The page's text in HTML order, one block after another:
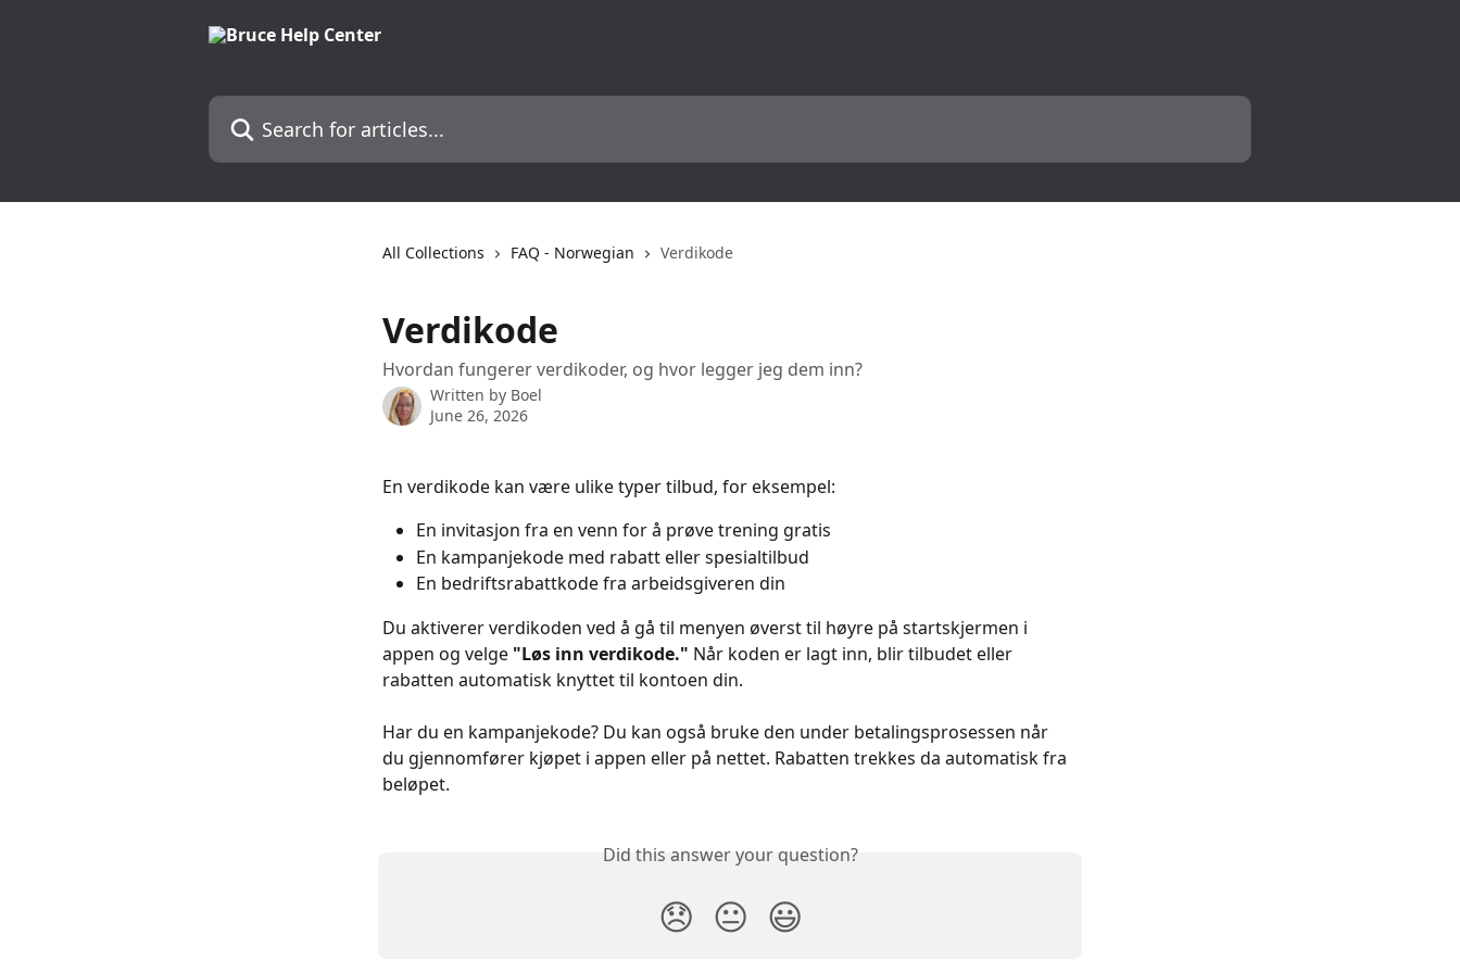
Search for articles...
All Collections FAQ - Norwegian Verdikode
Verdikode
Hvordan fungerer verdikoder, og hvor legger jeg dem inn?
Written by Boel
June 26, 2026
En verdikode kan være ulike typer tilbud, for eksempel:
En invitasjon fra en venn for å prøve trening gratis
En kampanjekode med rabatt eller spesialtilbud
En bedriftsrabattkode fra arbeidsgiveren din
Du aktiverer verdikoden ved å gå til menyen øverst til høyre på startskjermen i
appen og velge "Løs inn verdikode." Når koden er lagt inn, blir tilbudet eller
rabatten automatisk knyttet til kontoen din.
Har du en kampanjekode? Du kan også bruke den under betalingsprosessen når
du gjennomfører kjøpet i appen eller på nettet. Rabatten trekkes da automatisk fra
beløpet.
Did this answer your question?
😞 😐 😃